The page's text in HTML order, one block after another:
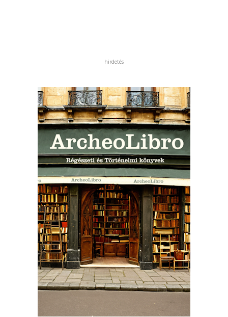
hirdetés